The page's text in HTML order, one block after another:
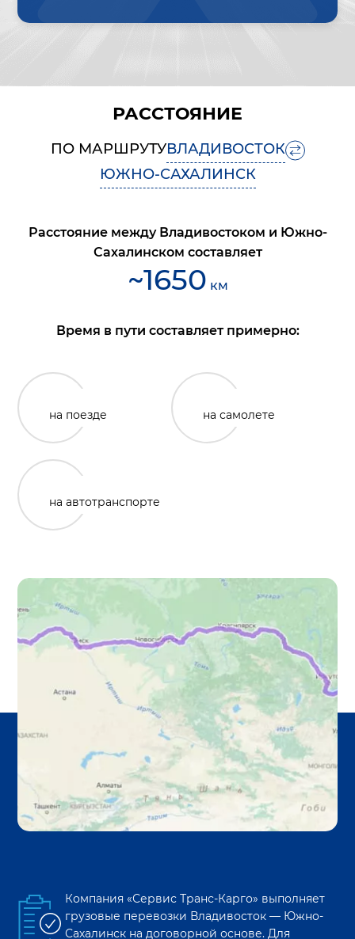
РАССТОЯНИЕ
ПО МАРШРУТУВЛАДИВОСТОК
ЮЖНО-САХАЛИНСК
Расстояние между Владивостоком и Южно-
Сахалинском составляет
~1650 км
Время в пути составляет примерно:
на поезде на самолете
на автотранспорте
Компания «Сервис Транс-Карго» выполняет
грузовые перевозки Владивосток — Южно-
Сахалинск на договорной основе. Для